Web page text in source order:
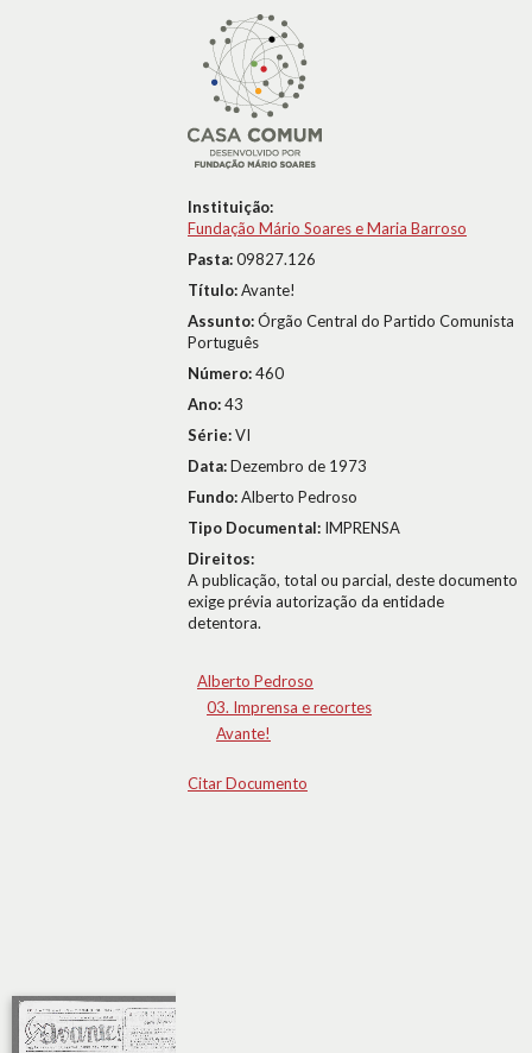
Instituição:
Fundação Mário Soares e Maria Barroso
Pasta:09827.126
Título:Avante!
Assunto:Órgão Central do Partido Comunista
Português
Número:460
Ano:43
Série:VI
Data:Dezembro de 1973
Fundo:Alberto Pedroso
Tipo Documental: IMPRENSA
Direitos:
A publicação, total ou parcial, deste documento
exige prévia autorização da entidade
detentora.
Alberto Pedroso
03. Imprensa e recortes
Avante!
Citar Documento